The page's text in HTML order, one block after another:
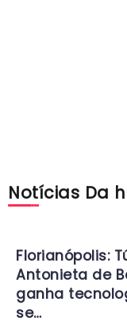
Notícias Da
Florianópolis:
Antonieta de
ganha
se…